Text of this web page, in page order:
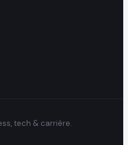
tech & carrière.